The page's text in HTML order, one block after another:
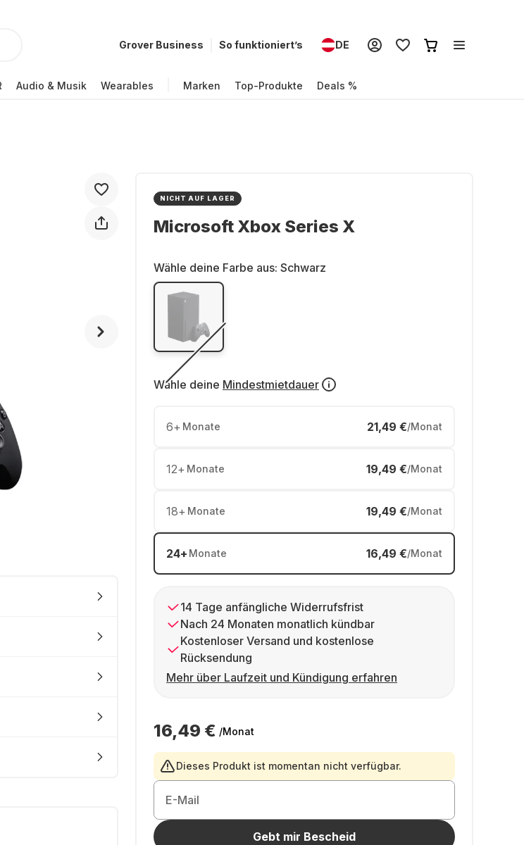
Grover Business So funktioniert’s DE
Audio & Musik Wearables Marken Top-Produkte Deals %
NICHT AUF LAGER
Microsoft Xbox Series X
Wähle deine Farbe aus: Schwarz
Wähle deine Mindestmietdauer
6+ Monate 21,49 €/Monat
12+ Monate 19,49 €/Monat
18+ Monate 19,49 €/Monat
24+ Monate 16,49 €/Monat
14 Tage anfängliche Widerrufsfrist
Nach 24 Monaten monatlich kündbar
Kostenloser Versand und kostenlose
Rücksendung
Mehr über Laufzeit und Kündigung erfahren
16,49 € /Monat
Dieses Produkt ist momentan nicht verfügbar.
E-Mail
Gebt mir Bescheid